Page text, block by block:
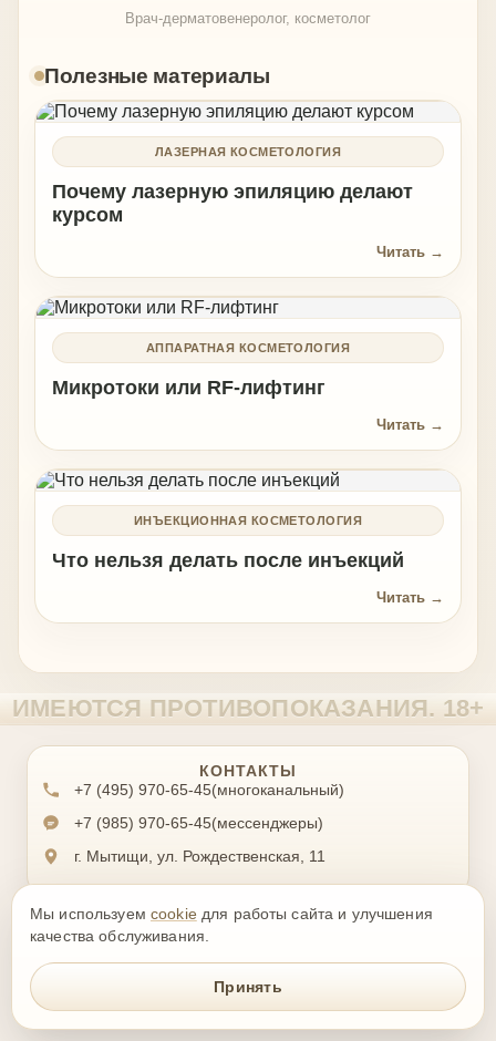
Врач-дерматовенеролог, косметолог
Полезные материалы
ЛАЗЕРНАЯ КОСМЕТОЛОГИЯ
Почему лазерную эпиляцию делают
курсом
Читать →
АППАРАТНАЯ КОСМЕТОЛОГИЯ
Микротоки или RF-лифтинг
Читать →
ИНЪЕКЦИОННАЯ КОСМЕТОЛОГИЯ
Что нельзя делать после инъекций
Читать →
КОНТАКТЫ
+7 (495) 970-65-45(многоканальный)
+7 (985) 970-65-45(мессенджеры)
г. Мытищи, ул. Рождественская, 11
ИНФОРМАЦИЯ
ПРАВОВАЯ ИНФОРМАЦИЯ
Мы используем cookieдля работы сайта и улучшения
качества обслуживания.
Принять